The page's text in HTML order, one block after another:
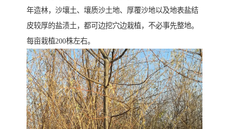
年造林，沙壤土、壤质沙土地、厚覆沙地以及地表盐结
皮较厚的盐渍土，都可边挖穴边栽植，不必事先整地。
每亩栽植200株左右。